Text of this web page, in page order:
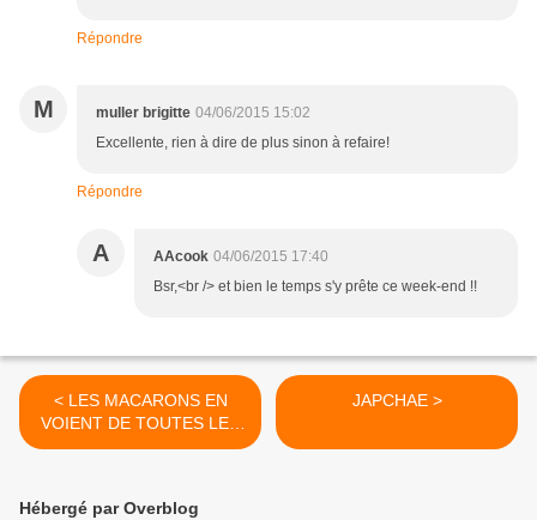
Répondre
M muller brigitte 04/06/2015 15:02
Excellente, rien à dire de plus sinon à refaire!
Répondre
A AAcook 04/06/2015 17:40
Bsr,<br /> et bien le temps s'y prête ce week-end !!
< LES MACARONS EN
VOIENT DE TOUTES LES
COULEURS
JAPCHAE >
Hébergé par Overblog